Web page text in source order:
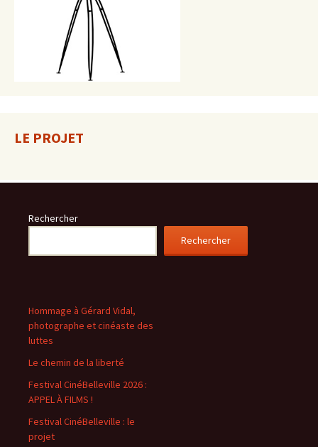
LE PROJET
Rechercher
Rechercher
Hommage à Gérard Vidal,
photographe et cinéaste des
luttes
Le chemin de la liberté
Festival CinéBelleville 2026 :
APPEL À FILMS !
Festival CinéBelleville : le
projet